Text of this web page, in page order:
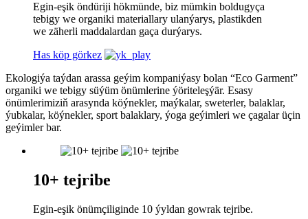
Egin-eşik öndüriji hökmünde, biz mümkin boldugyça
tebigy we organiki materiallary ulanýarys, plastikden
we zäherli maddalardan gaça durýarys.
Has köp görkez
Ekologiýa taýdan arassa geýim kompaniýasy bolan “Eco Garment”
organiki we tebigy süýüm önümlerine ýöriteleşýär. Esasy
önümlerimiziň arasynda köýnekler, maýkalar, sweterler, balaklar,
ýubkalar, köýnekler, sport balaklary, ýoga geýimleri we çagalar üçin
geýimler bar.
10+ tejribe
Egin-eşik önümçiliginde 10 ýyldan gowrak tejribe.